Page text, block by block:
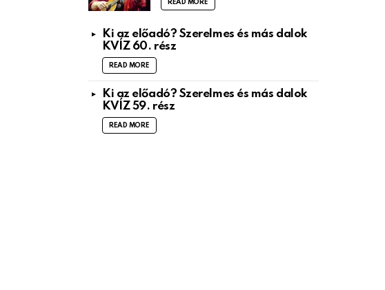
READ MORE
Ki az előadó? Szerelmes és más dalok
KVÍZ 60. rész
READ MORE
Ki az előadó? Szerelmes és más dalok
KVÍZ 59. rész
READ MORE